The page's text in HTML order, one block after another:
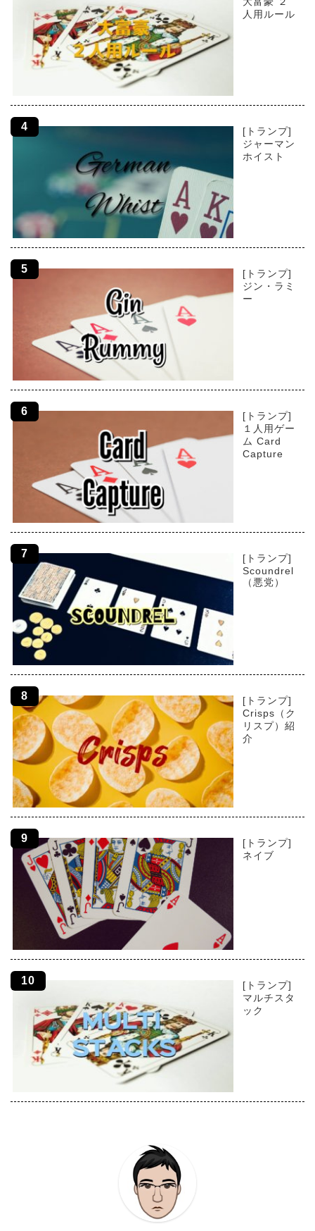
人用ルール
[トランプ]
ジャーマン
ホイスト
[トランプ]
ジン・ラミ
ー
[トランプ]
１人用ゲー
ム Card
Capture
[トランプ]
Scoundrel
（悪党）
[トランプ]
Crisps（ク
リスプ）紹
介
[トランプ]
ネイブ
[トランプ]
マルチスタ
ック